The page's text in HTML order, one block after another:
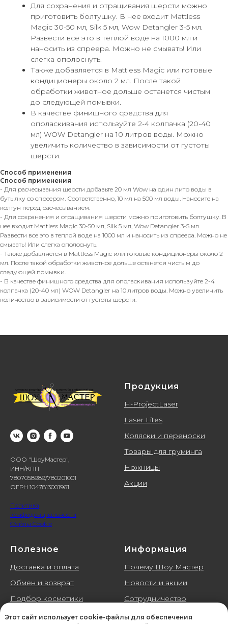
Этот сайт использует cookie-файлы для обеспечения
Для сохранения и отращивания шерсти можно
приготовить болтушку. В нее входит Mattless
Magic 30-50 мл, Silk 5 мл, Wow Detangler 3-5 мл.
Развести все это в теплой воде на 1000 мл и
наносить из спреера. Можно не смывать! Или
слегка ополоснуть.
Также добавляется в Mattless Magic или готовые
кондиционеры около 2 мл. После такой
обработки животное дольше останется чистым
до следующей помывки.
В качестве финишного средства для
ополаскивания используйте 2-4 колпачка (20-40
мл) WOW Detangler на 10 литров воды. Можно
увеличить количество в зависимости от густоты
шерсти.
Способ применения
Способ применения
- Для расчесывания шерсти добавьте 20 мл Wow на один литр воды в
бутылку со спреером. Соответственно, 10 мл на 500 мл воды. Наносите на
колтун перед расчесыванием.
- Для сохранения и отращивания шерсти можно приготовить болтушку. В
нее входит Mattless Magic 30-50 мл, Silk 5 мл, Wow Detangler 3-5 мл.
Развести все это в теплой воде на 1000 мл и наносить из спреера. Можно не
смывать! Или слегка ополоснуть.
- Также добавляется в Mattless Magic или готовые кондиционеры около 2
мл. После такой обработки животное дольше останется чистым до
следующей помывки.
- В качестве финишного средства для ополаскивания используйте 2-4
колпачка (20-40 мл) WOW Detangler на 10 литров воды. Можно увеличить
количество в зависимости от густоты шерсти.
ООО "ШоуМастер",
ИНН/КПП
7807058989/780201001
ОГРН 1047813001961
Политика
конфиденциальности
Файлы Cookie
Продукция
H-ProjectLaser
Laser Lites
Коляски и переноски
Товары для груминга
Ножницы
Акции
Полезное
Доставка и оплата
Обмен и возврат
Подбор косметики
Галерея
Информация
Почему Шоу Мастер
Новости и акции
Сотрудничество
Контакты